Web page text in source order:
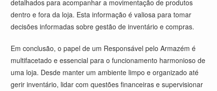
detalhados para acompanhar a movimentação de produtos
dentro e fora da loja. Esta informação é valiosa para tomar
decisões informadas sobre gestão de inventário e compras.
Em conclusão, o papel de um Responsável pelo Armazém é
multifacetado e essencial para o funcionamento harmonioso de
uma loja. Desde manter um ambiente limpo e organizado até
gerir inventário, lidar com questões financeiras e supervisionar